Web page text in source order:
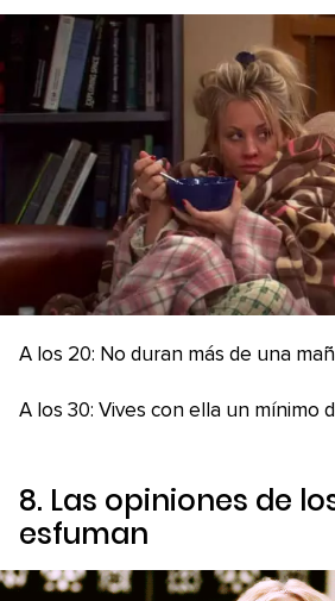
A los 20: No duran más de una
A los 30: Vives con ella un mínimo
8. Las opiniones de
esfuman